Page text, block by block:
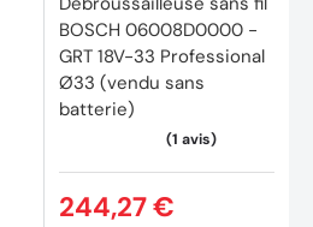
BOSCH 06008D0000 -
GRT 18V-33 Professional
Ø33 (vendu sans
batterie)
244,27 €